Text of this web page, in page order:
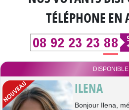
TÉLÉPHONE EN
DISPONIBLE
ILENA
Bonjour Ilena,